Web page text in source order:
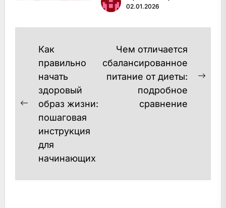
фітнесуМікродози і біохакінг:
споживанняДіджитал-
допом…
02.01.2026
Навигация
записям
Previous
post:
Как
правильно
начать
здоровый
образ жизни:
пошаговая
инструкция
для
начинающих
Чем отличается
сбалансированное
питание от диеты:
подробное
сравнение